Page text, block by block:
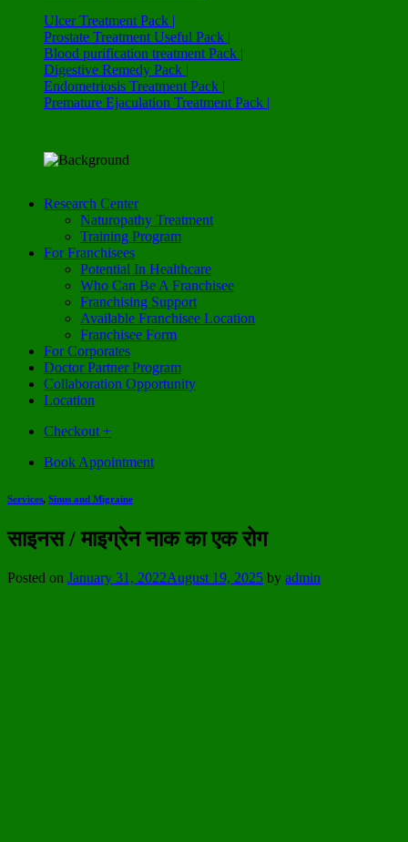
Ulcer Treatment Pack |
Prostate Treatment Useful Pack |
Blood purification treatment Pack |
Digestive Remedy Pack |
Endometriosis Treatment Pack |
Premature Ejaculation Treatment Pack |
Research Center
Naturopathy Treatment
Training Program
For Franchisees
Potential In Healthcare
Who Can Be A Franchisee
Franchising Support
Available Franchisee Location
Franchisee Form
For Corporates
Doctor Partner Program
Collaboration Opportunity
Location
Checkout +
Book Appointment
Services, Sinus and Migraine
साइनस / माइग्रेन नाक का एक रोग
Posted on January 31, 2022August 19, 2025 by admin